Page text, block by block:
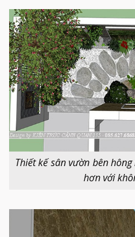
Thiết kế sân vườn bên
hơn với